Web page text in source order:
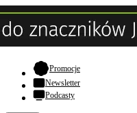
Promocje- otwiera się w
Newsletter
Podcasty